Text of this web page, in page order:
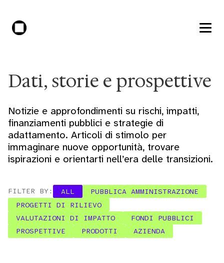
Dati, storie e prospettive
Notizie e approfondimenti su rischi, impatti,
finanziamenti pubblici e strategie di
adattamento. Articoli di stimolo per
immaginare nuove opportunità, trovare
ispirazioni e orientarti nell’era delle transizioni.
FILTER BY: ALL
PUBBLICA AMMINISTRAZIONE
PROGETTI DI RILIEVO
VALUTAZIONI DI IMPATTO
FONDI PUBBLICI
PROSPETTIVE
PRODOTTI AZIENDA